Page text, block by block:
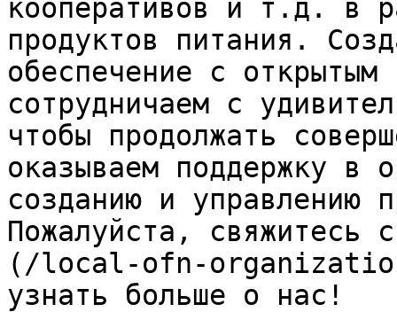
кооперативов и т.д. в
продуктов питания.
обеспечение с
сотрудничаем с
чтобы продолжать
оказываем поддержку в
созданию и управлению
Пожалуйста, свяжитесь
(/local-ofn-
узнать больше о нас!